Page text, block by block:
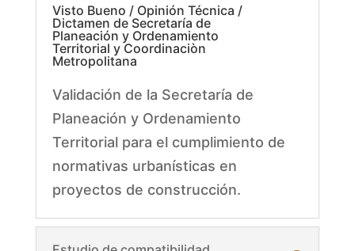
Visto Bueno / Opinión Técnica /
Dictamen de Secretaría de
Planeación y Ordenamiento
Territorial y Coordinaciòn
Metropolitana
Validación de la Secretaría de
Planeación y Ordenamiento
Territorial para el cumplimiento de
normativas urbanísticas en
proyectos de construcción.